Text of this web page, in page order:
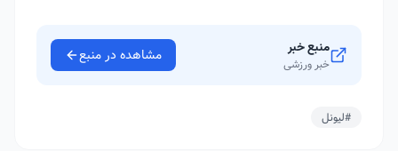
منبع خبر
خبر ورزشی مشاهده در منبع
#لیونل